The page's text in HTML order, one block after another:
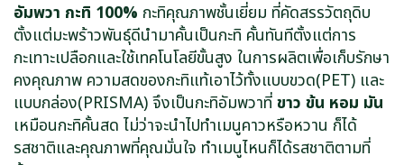
อัมพวา กะทิ 100% กะทิคุณภาพชั้นเยี่ยม ที่คัดสรรวัตถุดิบ
ตั้งแต่มะพร้าวพันธุ์ดีนำมาคั้นเป็นกะทิ คั้นทันทีตั้งแต่การ
กะเทาะเปลือกและใช้เทคโนโลยีขั้นสูง ในการผลิตเพื่อเก็บรักษา
คงคุณภาพ ความสดของกะทิแท้เอาไว้ทั้งแบบขวด(PET) และ
แบบกล่อง(PRISMA) จึงเป็นกะทิอัมพวาที่ขาว ข้น หอม มัน
เหมือนกะทิคั้นสด ไม่ว่าจะนำไปทำเมนูคาวหรือหวาน ก็ได้
รสชาติและคุณภาพที่คุณมั่นใจ ทำเมนูไหนก็ได้รสชาติตามที่